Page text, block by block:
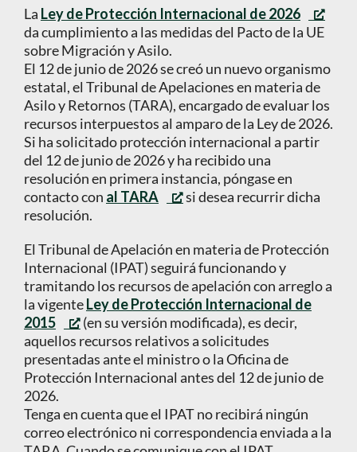
La Ley de Protección Internacional de 2026
da cumplimiento a las medidas del Pacto de la UE
sobre Migración y Asilo.
El 12 de junio de 2026 se creó un nuevo organismo
estatal, el Tribunal de Apelaciones en materia de
Asilo y Retornos (TARA), encargado de evaluar los
recursos interpuestos al amparo de la Ley de 2026.
Si ha solicitado protección internacional a partir
del 12 de junio de 2026 y ha recibido una
resolución en primera instancia, póngase en
contacto con al TARA
si desea recurrir dicha
resolución.
El Tribunal de Apelación en materia de Protección
Internacional (IPAT) seguirá funcionando y
tramitando los recursos de apelación con arreglo a
la vigenteLey de Protección Internacional de
2015
(en su versión modificada), es decir,
aquellos recursos relativos a solicitudes
presentadas ante el ministro o la Oficina de
Protección Internacional antes del 12 de junio de
2026.
Tenga en cuenta que el IPAT no recibirá ningún
correo electrónico ni correspondencia enviada a la